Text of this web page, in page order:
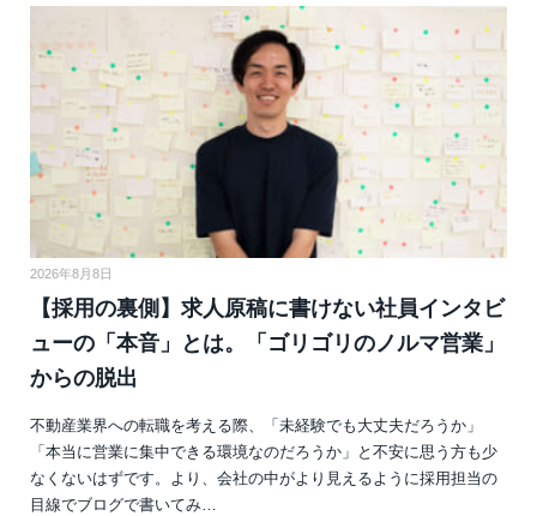
2026年8月8日
【採用の裏側】求人原稿に書けない社員インタビ
ューの「本音」とは。「ゴリゴリのノルマ営業」
からの脱出
不動産業界への転職を考える際、「未経験でも大丈夫だろうか」
「本当に営業に集中できる環境なのだろうか」と不安に思う方も少
なくないはずです。より、会社の中がより見えるように採用担当の
目線でブログで書いてみ…